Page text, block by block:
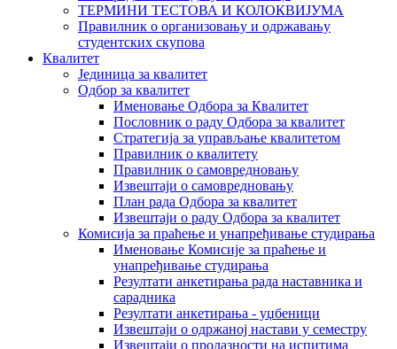
ТЕРМИНИ ТЕСТОВА И КОЛОКВИЈУМА
Правилник о организовању и одржавању
студентских скупова
Квалитет
Јединица за квалитет
Одбор за квалитет
Именовање Одбора за Квалитет
Пословник о раду Одбора за квалитет
Стратегија за управљање квалитетом
Правилник о квалитету
Правилник о самовредновању
Извештаји о самовредновању
План рада Одбора за квалитет
Извештаји о раду Одбора за квалитет
Комисија за праћење и унапређивање студирања
Именовање Комисије за праћење и
унапређивање студирања
Резултати анкетирања рада наставника и
сарадника
Резултати анкетирања - уџбеници
Извештаји о одржаној настави у семестру
Извештаји о пролазности на испитима